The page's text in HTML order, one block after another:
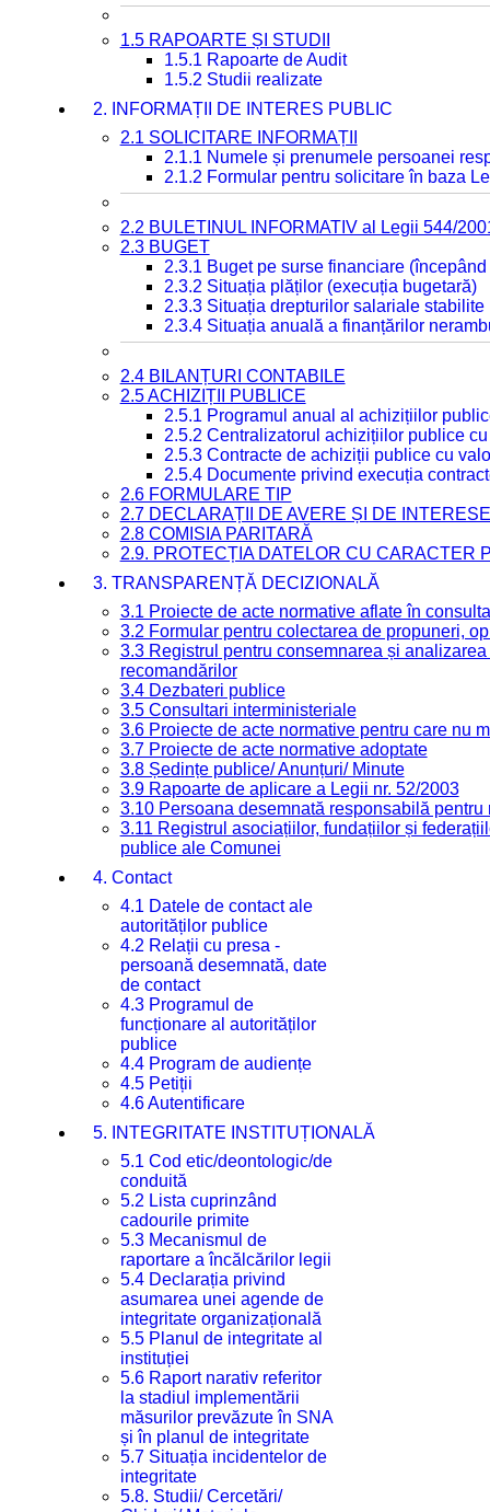
1.5 RAPOARTE ȘI STUDII
1.5.1 Rapoarte de Audit
1.5.2 Studii realizate
2. INFORMAȚII DE INTERES PUBLIC
2.1 SOLICITARE INFORMAȚII
2.1.1 Numele și prenumele persoanei
2.1.2 Formular pentru solicitare în baza
2.2 BULETINUL INFORMATIV al Legii 544/
2.3 BUGET
2.3.1 Buget pe surse financiare
2.3.2 Situația plăților (execuția bugetară)
2.3.3 Situația drepturilor salariale
2.3.4 Situația anuală a finanțărilor
2.4 BILANȚURI CONTABILE
2.5 ACHIZIȚII PUBLICE
2.5.1 Programul anual al achizițiilor
2.5.2 Centralizatorul achizițiilor publice
2.5.3 Contracte de achiziții publice cu
2.5.4 Documente privind execuția
2.6 FORMULARE TIP
2.7 DECLARAȚII DE AVERE ȘI DE INTERESE
2.8 COMISIA PARITARĂ
2.9. PROTECȚIA DATELOR CU CARACTER
3. TRANSPARENȚĂ DECIZIONALĂ
3.1 Proiecte de acte normative aflate în
3.2 Formular pentru colectarea de propuneri,
3.3 Registrul pentru consemnarea și
recomandărilor
3.4 Dezbateri publice
3.5 Consultari interministeriale
3.6 Proiecte de acte normative pentru care nu
3.7 Proiecte de acte normative adoptate
3.8 Ședințe publice/ Anunțuri/ Minute
3.9 Rapoarte de aplicare a Legii nr. 52/2003
3.10 Persoana desemnată responsabilă
3.11 Registrul asociațiilor, fundațiilor și
publice ale Comunei
4. Contact
4.1 Datele de contact ale
autorităților publice
4.2 Relații cu presa -
persoană desemnată, date
de contact
4.3 Programul de
funcționare al autorităților
publice
4.4 Program de audiențe
4.5 Petiții
4.6 Autentificare
5. INTEGRITATE INSTITUȚIONALĂ
5.1 Cod etic/deontologic/de
conduită
5.2 Lista cuprinzând
cadourile primite
5.3 Mecanismul de
raportare a încălcărilor legii
5.4 Declarația privind
asumarea unei agende de
integritate organizațională
5.5 Planul de integritate al
instituției
5.6 Raport narativ referitor
la stadiul implementării
măsurilor prevăzute în SNA
și în planul de integritate
5.7 Situația incidentelor de
integritate
5.8. Studii/ Cercetări/